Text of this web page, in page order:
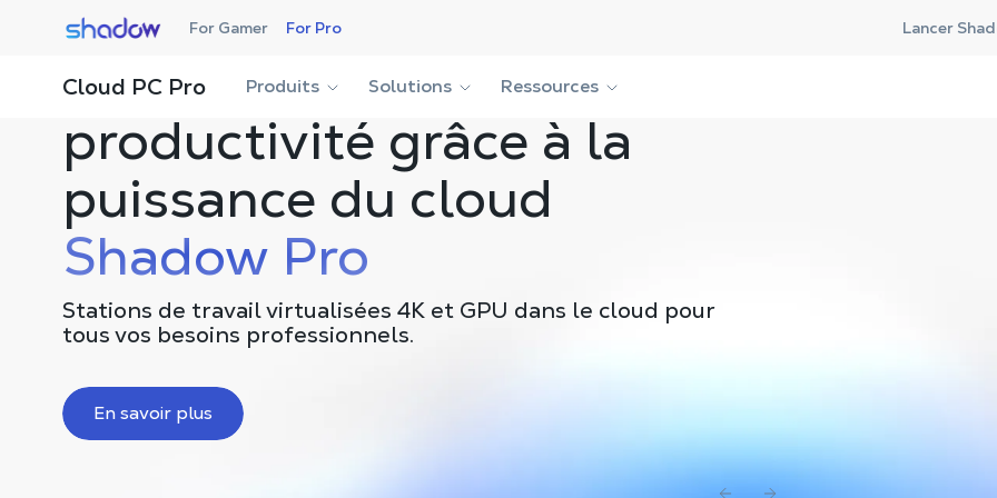
Shadow.tech For Gamer For Pro Lancer
Cloud PC Pro Produits Solutions Ressources
Boostez votre
productivité grâce à la
puissance du cloud
Shadow Pro
Stations de travail virtualisées 4K et GPU dans le cloud pour
tous vos besoins professionnels.
En savoir plus